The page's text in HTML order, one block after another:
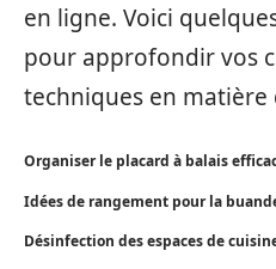
en ligne. Voici
pour approfondir vos
techniques en
Organiser le placard à balais
Idées de rangement pour la
Désinfection des espaces de